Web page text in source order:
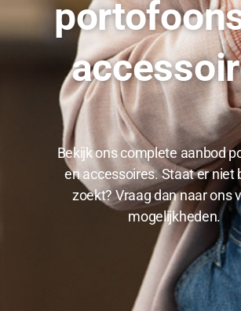
Bekijk ons complete aanbod
en accessoires. Staat er niet
zoekt? Vraag dan naar ons
mogelijkheden.